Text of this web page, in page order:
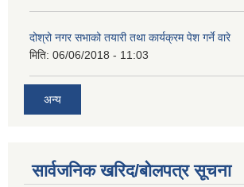
दोश्रो नगर सभाको तयारी तथा कार्यक्रम पेश गर्ने वारे
मिति: 06/06/2018 - 11:03
अन्य
सार्वजनिक खरिद/बोलपत्र सूचना